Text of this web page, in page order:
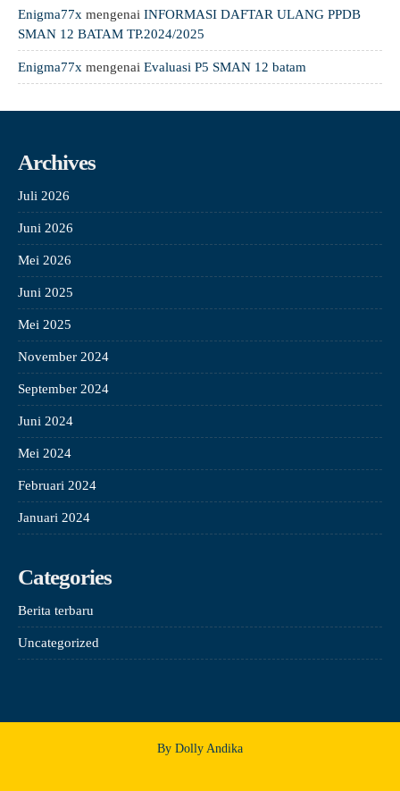
Enigma77x mengenai INFORMASI DAFTAR ULANG PPDB
SMAN 12 BATAM TP.2024/2025
Enigma77x mengenai Evaluasi P5 SMAN 12 batam
Archives
Juli 2026
Juni 2026
Mei 2026
Juni 2025
Mei 2025
November 2024
September 2024
Juni 2024
Mei 2024
Februari 2024
Januari 2024
Categories
Berita terbaru
Uncategorized
By Dolly Andika